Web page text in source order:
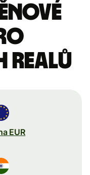
realů
EUR